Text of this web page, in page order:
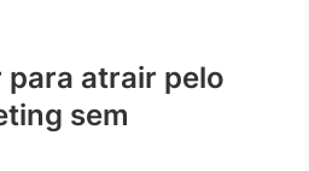
para atrair pelo
sem